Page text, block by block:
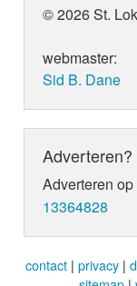
© 2026 St.
webmaster:
Sid B. Dane
Adverteren?
Adverteren
13364828
contact | privacy |